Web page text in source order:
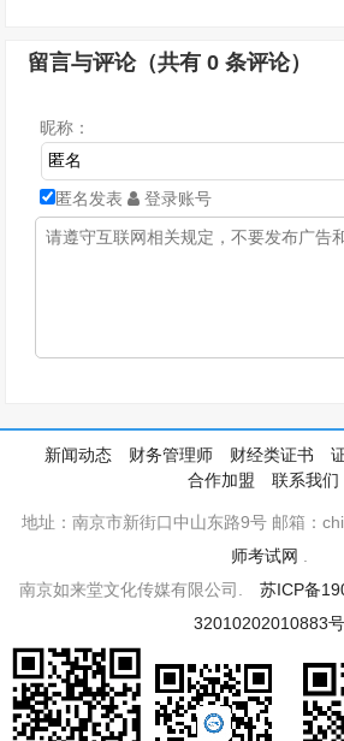
留言与评论（共有0 条评论）
昵称：
匿名发表 登录账号
新闻动态 财务管理师 财经类证书
合作加盟
联系我们
地址：南京市新街口中山东路9号 邮箱：
师考试网
南京如来堂文化传媒有限公司. 苏ICP备
32010202010883号